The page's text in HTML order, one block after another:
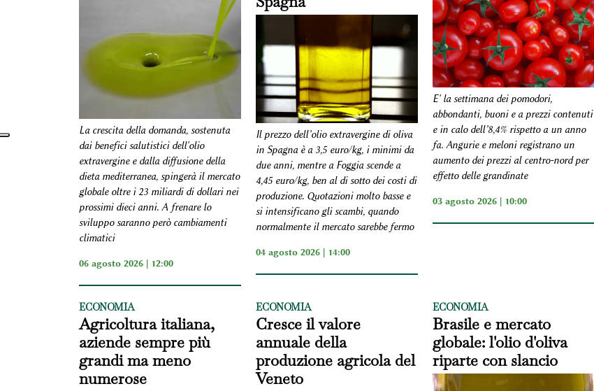
La crescita della domanda, sostenuta
dai benefici salutistici dell'olio
extravergine e dalla diffusione della
dieta mediterranea, spingerà il mercato
globale oltre i 23 miliardi di dollari nei
prossimi dieci anni. A frenare lo
sviluppo saranno però cambiamenti
climatici
06 agosto 2026 | 12:00
Il prezzo dell’olio extravergine di oliva
in Spagna è a 3,5 euro/kg, i minimi da
due anni, mentre a Foggia scende a
4,45 euro/kg, ben al di sotto dei costi di
produzione. Quotazioni molto basse e
si intensificano gli scambi, quando
normalmente il mercato sarebbe fermo
04 agosto 2026 | 14:00
E' la settimana dei pomodori,
abbondanti, buoni e a prezzi contenuti
e in calo dell’8,4% rispetto a un anno
fa. Angurie e meloni registrano un
aumento dei prezzi al centro-nord per
effetto delle grandinate
03 agosto 2026 | 10:00
ECONOMIA
Agricoltura italiana,
aziende sempre più
grandi ma meno
numerose
ECONOMIA
Cresce il valore
annuale della
produzione agricola del
Veneto
ECONOMIA
Brasile e mercato
globale: l'olio d'oliva
riparte con slancio